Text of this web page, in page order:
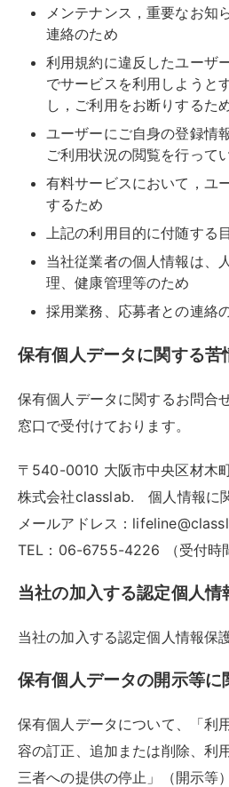
メンテナンス，重要なお知
連絡のため
利用規約に違反したユーザ
でサービスを利用しようと
し，ご利用をお断りするた
ユーザーにご自身の登録情
ご利用状況の閲覧を行って
有料サービスにおいて，ユ
するため
上記の利用目的に付随する
当社従業者の個人情報は、
理、健康管理等のため
採用業務、応募者との連絡
保有個人データに関する苦
保有個人データに関するお問合
窓口で受付けております。
〒540-0010 大阪市中央区材木
株式会社classlab. 個人情報に
メールアドレス：
TEL：06-6755-4226 （受付時
当社の加入する認定個人
当社の加入する認定個人情報保
保有個人データの開示等に
保有個人データについて、「利
容の訂正、追加または削除、利
三者への提供の停止」（開示等